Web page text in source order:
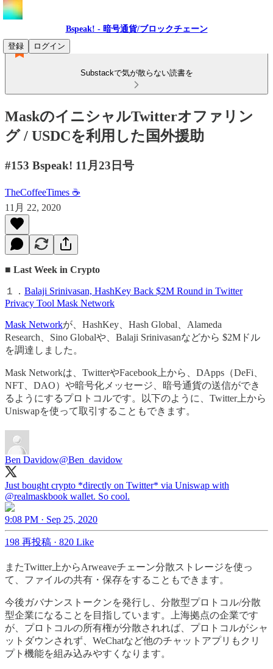
Bspeak! - 暗号通貨/ブロックチェーン
登録
ログイン
Substackで気が散らない読書を
MaskのイニシャルTwitterオファリン
グ / USDCを利用した国外援助
#153 Bspeak! 11月23日号
TheCoffeeTimes ☕
11月 22, 2020
■ Last Week in Crypto
１． Balaji Srinivasan, HashKey Back $2M Round in Twitter
Privacy Tool Mask Network
Mask Networkが、HashKey、Hash Global、Alameda
Research、Sino Globalや、Balaji Srinivasanなどから $2Mドル
を調達しました。
Mask Networkは、TwitterやFacebook上から、DApps（DeFi、
NFT、DAO）や暗号化メッセージ、暗号通貨の送信ができ
るようにするプロトコルです。以下のように、Twitter上から
Uniswapを使って取引することもできます。
Ben Davidow@Ben_davidow
Just bought crypto *directly on Twitter* via Uniswap with
@realmaskbook wallet. So cool.
9:08 PM · Sep 25, 2020
198 再投稿 · 820 Like
またTwitter上からArweaveチェーン分散ストレージを使っ
て、ファイルの共有・保存をすることもできます。
今後ガバナンストークンを発行し、分散型プロトコル/分散
型企業になることを目指しています。上海拠点の企業です
が、プロトコルの所有権が分散されれば、プロトコルがシャ
ットダウンされず、WeChatなど他のチャットアプリもクリ
プト機能を組み込みやすくなります。